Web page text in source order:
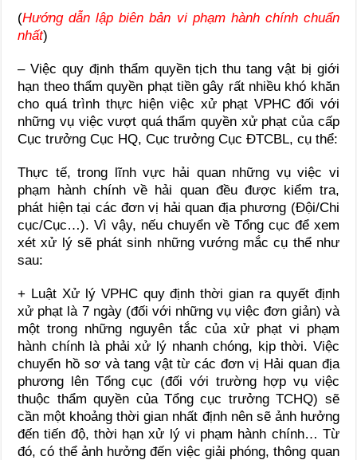
(Hướng dẫn lập biên bản vi phạm hành chính chuẩn
nhất)
– Việc quy định thẩm quyền tịch thu tang vật bị giới
hạn theo thẩm quyền phạt tiền gây rất nhiều khó khăn
cho quá trình thực hiện việc xử phạt VPHC đối với
những vụ việc vượt quá thẩm quyền xử phạt của cấp
Cục trưởng Cục HQ, Cục trưởng Cục ĐTCBL, cụ thể:
Thực tế, trong lĩnh vực hải quan những vụ việc vi
phạm hành chính về hải quan đều được kiểm tra,
phát hiện tại các đơn vị hải quan địa phương (Đội/Chi
cục/Cục…). Vì vậy, nếu chuyển về Tổng cục để xem
xét xử lý sẽ phát sinh những vướng mắc cụ thể như
sau:
+ Luật Xử lý VPHC quy định thời gian ra quyết định
xử phạt là 7 ngày (đối với những vụ việc đơn giản) và
một trong những nguyên tắc của xử phạt vi phạm
hành chính là phải xử lý nhanh chóng, kịp thời. Việc
chuyển hồ sơ và tang vật từ các đơn vị Hải quan địa
phương lên Tổng cục (đối với trường hợp vụ việc
thuộc thẩm quyền của Tổng cục trưởng TCHQ) sẽ
cần một khoảng thời gian nhất định nên sẽ ảnh hưởng
đến tiến độ, thời hạn xử lý vi phạm hành chính… Từ
đó, có thể ảnh hưởng đến việc giải phóng, thông quan